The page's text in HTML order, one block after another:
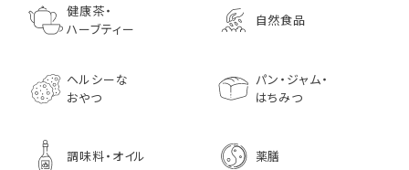
ールド）140ｇ 調味料 粒
マスタード
鰹節 食べる削り節
70g× 10袋セット おつま
75g（50袋）
1,296
健康茶・
ハーブティー
自然食品
ヘルシーな
おやつ
パン・ジャム・
はちみつ
調味料・オイル 薬膳